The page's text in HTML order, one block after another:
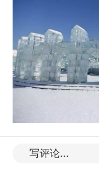
炎炎夏日，何
写评论...